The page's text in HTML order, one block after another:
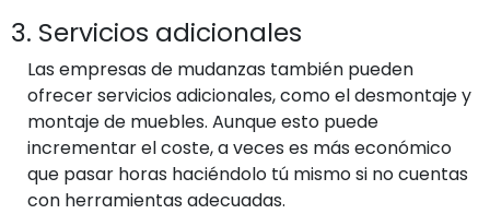
3. Servicios adicionales
Las empresas de mudanzas también pueden
ofrecer servicios adicionales, como el desmontaje y
montaje de muebles. Aunque esto puede
incrementar el coste, a veces es más económico
que pasar horas haciéndolo tú mismo si no cuentas
con herramientas adecuadas.